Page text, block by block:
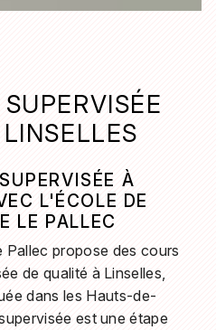
À
L'ÉCOLE DE
LE PALLEC
propose des cours
de qualité à Linselles,
dans les Hauts-de-
est une étape